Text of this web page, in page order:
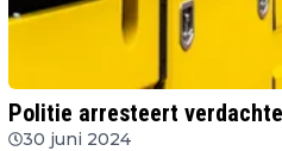
Politie arresteert
30 juni 2024